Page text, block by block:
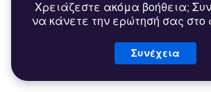
Χρειάζεστε ακόμα βοήθεια;
να κάνετε την ερώτησή σας
Συνέχεια